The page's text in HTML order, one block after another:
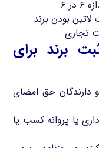
۶
بودن برند
تجاری
برند برای
دارندگان حق امضای
یا پروانه کسب یا